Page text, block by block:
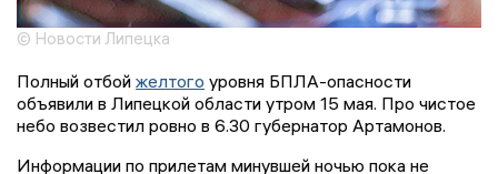
© Новости Липецка
Полный отбой желтого уровня БПЛА-опасности
объявили в Липецкой области утром 15 мая. Про чистое
небо возвестил ровно в 6.30 губернатор Артамонов.
Информации по прилетам минувшей ночью пока не